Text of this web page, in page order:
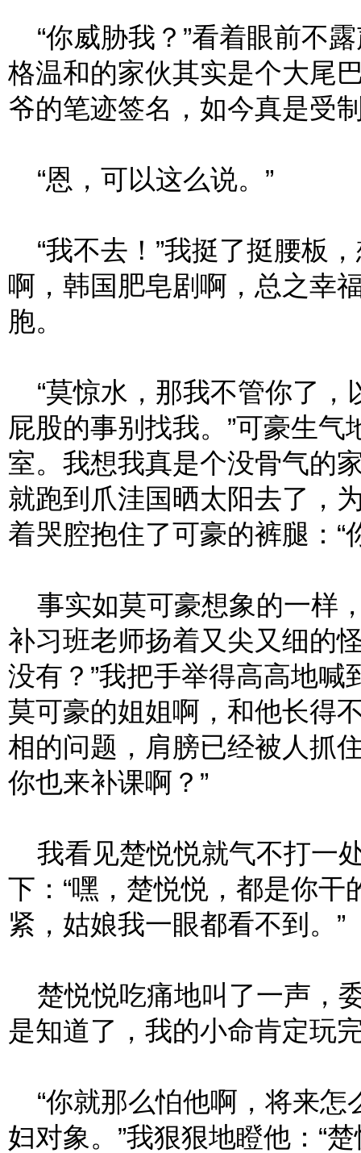
“你威胁我？”看着眼前不
格温和的家伙其实是个大尾
爷的笔迹签名，如今真是受
“恩，可以这么说。”
“我不去！”我挺了挺腰板
啊，韩国肥皂剧啊，总之幸
胞。
“莫惊水，那我不管你了，
屁股的事别找我。”可豪生
室。我想我真是个没骨气的
就跑到爪洼国晒太阳去了，
着哭腔抱住了可豪的裤腿：“
事实如莫可豪想象的一样
补习班老师扬着又尖又细的
没有？”我把手举得高高地喊
莫可豪的姐姐啊，和他长得
相的问题，肩膀已经被人抓
你也来补课啊？”
我看见楚悦悦就气不打一
下：“嘿，楚悦悦，都是你
紧，姑娘我一眼都看不到。”
楚悦悦吃痛地叫了一声，
是知道了，我的小命肯定玩
“你就那么怕他啊，将来怎
妇对象。”我狠狠地瞪他：“